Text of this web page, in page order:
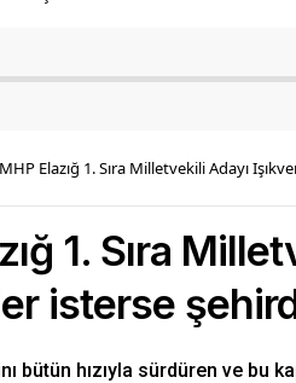
MHP Elazığ 1. Sıra Milletvekili Adayı
1. Sıra
isterse
bütün hızıyla sürdüren ve